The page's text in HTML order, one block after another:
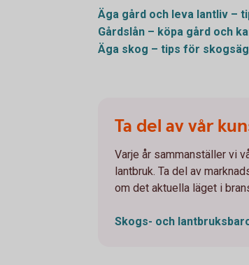
Äga gård och leva lantliv –
Gårdslån – köpa gård och
Äga skog – tips för
Ta del av vår
Varje år sammanställer vi
lantbruk. Ta del av
om det aktuella läget i
Skogs- och